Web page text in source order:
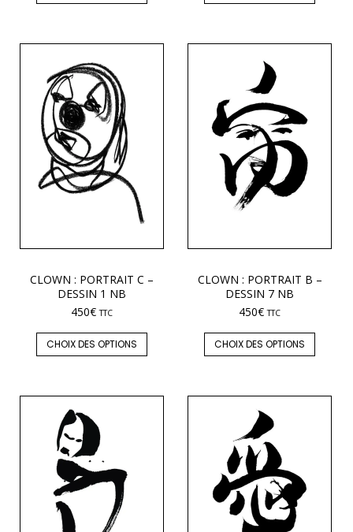
CLOWN : PORTRAIT C –
DESSIN 1 NB
450€ TTC
CHOIX DES OPTIONS
CLOWN : PORTRAIT B –
DESSIN 7 NB
450€ TTC
CHOIX DES OPTIONS